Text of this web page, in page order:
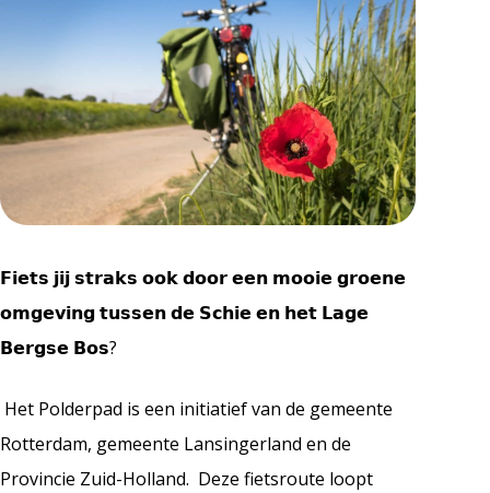
𝗙𝗶𝗲𝘁𝘀 𝗷𝗶𝗷 𝘀𝘁𝗿𝗮𝗸𝘀 𝗼𝗼𝗸 𝗱𝗼𝗼𝗿 𝗲𝗲𝗻 𝗺𝗼𝗼𝗶𝗲 𝗴𝗿𝗼𝗲𝗻𝗲
𝗼𝗺𝗴𝗲𝘃𝗶𝗻𝗴 𝘁𝘂𝘀𝘀𝗲𝗻 𝗱𝗲 𝗦𝗰𝗵𝗶𝗲 𝗲𝗻 𝗵𝗲𝘁 𝗟𝗮𝗴𝗲
𝗕𝗲𝗿𝗴𝘀𝗲 𝗕𝗼𝘀?
Het Polderpad is een initiatief van de gemeente
Rotterdam, gemeente Lansingerland en de
Provincie Zuid-Holland. Deze fietsroute loopt